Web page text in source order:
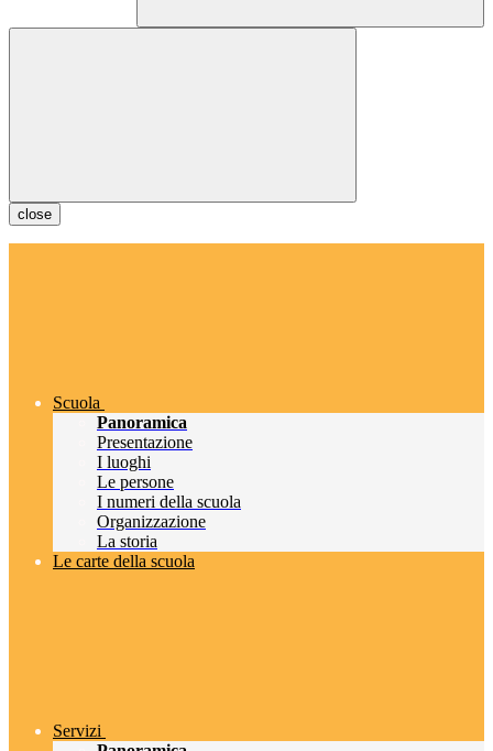
close
Scuola
Panoramica
Presentazione
I luoghi
Le persone
I numeri della scuola
Organizzazione
La storia
Le carte della scuola
Servizi